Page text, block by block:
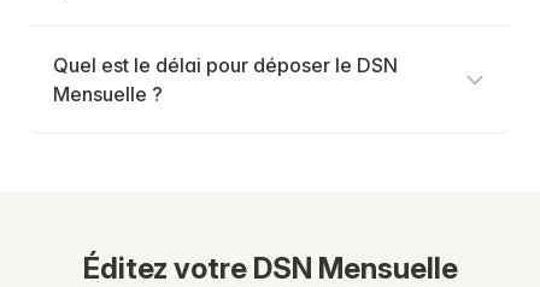
Quel est le délai pour déposer le DSN
Mensuelle ?
Éditez votre DSN Mensuelle